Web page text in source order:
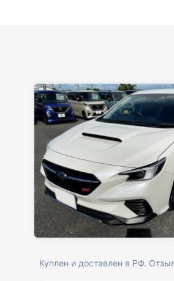
Куплен и доставлен в РФ.